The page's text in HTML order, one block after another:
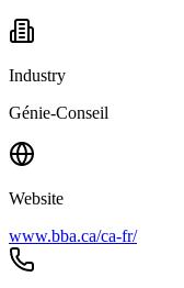
Industry
Génie-Conseil
Website
www.bba.ca/ca-fr/